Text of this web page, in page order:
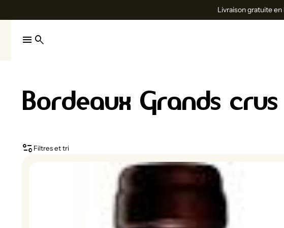
Livraison gratuite
menu search
Bordeaux Grands crus
page_info Filtres et tri